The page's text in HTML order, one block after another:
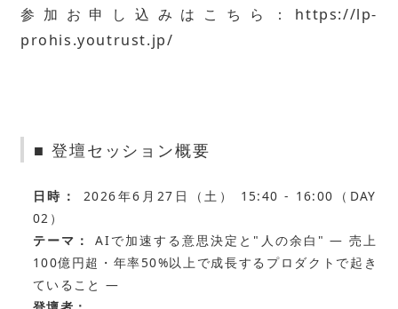
参加お申し込みはこちら： https://lp-
prohis.youtrust.jp/
■ 登壇セッション概要
日時：
2026年6月27日（土） 15:40 - 16:00（DAY
02）
テーマ：
AIで加速する意思決定と"人の余白" ― 売上
100億円超・年率50%以上で成長するプロダクトで起き
ていること ―